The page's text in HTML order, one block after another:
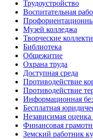
Трудоустройство
Воспитательная
Музей колледжа
Творческие
Библиотека
Общежитие
Охрана труда
Доступная среда
Противодействие
Противодействие
Информационная
Бесплатная
Независимая оценка
Финансовая
Земский работник